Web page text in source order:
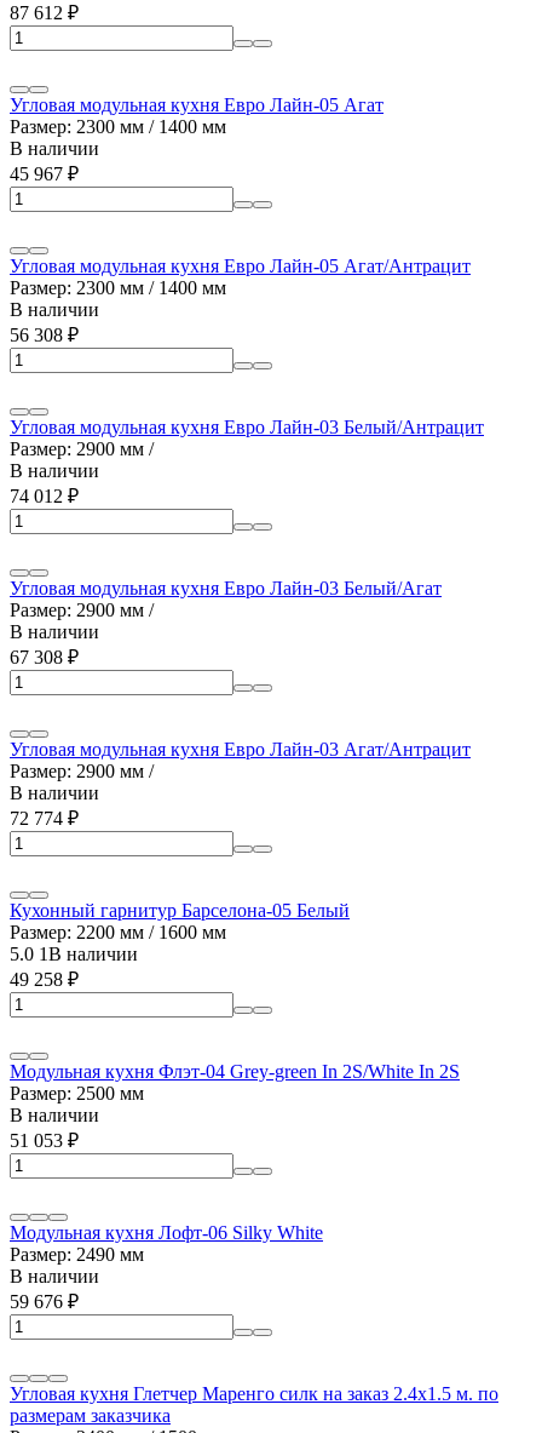
87 612 ₽
Угловая модульная кухня Евро Лайн-05 Агат
Размер: 2300 мм / 1400 мм
В наличии
45 967 ₽
Угловая модульная кухня Евро Лайн-05 Агат/Антрацит
Размер: 2300 мм / 1400 мм
В наличии
56 308 ₽
Угловая модульная кухня Евро Лайн-03 Белый/Антрацит
Размер: 2900 мм /
В наличии
74 012 ₽
Угловая модульная кухня Евро Лайн-03 Белый/Агат
Размер: 2900 мм /
В наличии
67 308 ₽
Угловая модульная кухня Евро Лайн-03 Агат/Антрацит
Размер: 2900 мм /
В наличии
72 774 ₽
Кухонный гарнитур Барселона-05 Белый
Размер: 2200 мм / 1600 мм
5.0 1В наличии
49 258 ₽
Модульная кухня Флэт-04 Grey-green In 2S/White In 2S
Размер: 2500 мм
В наличии
51 053 ₽
Модульная кухня Лофт-06 Silky White
Размер: 2490 мм
В наличии
59 676 ₽
Угловая кухня Глетчер Маренго силк на заказ 2.4х1.5 м. по
размерам заказчика